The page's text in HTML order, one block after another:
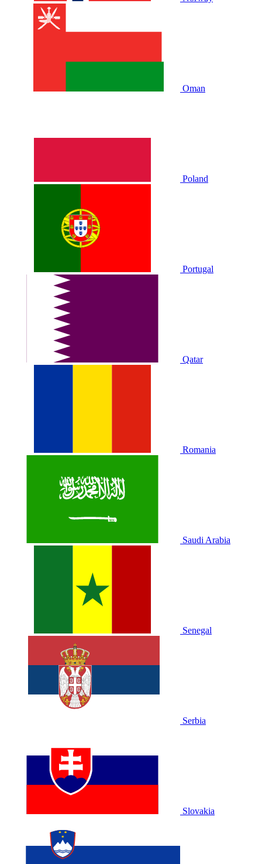
Oman
Poland
Portugal
Qatar
Romania
Saudi Arabia
Senegal
Serbia
Slovakia